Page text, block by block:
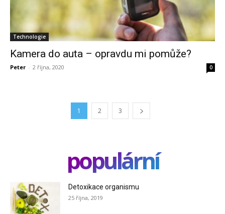
Technologie
Kamera do auta – opravdu mi pomůže?
Peter - 2 října, 2020 0
1 2 3
populární
Detoxikace organismu
25 října, 2019